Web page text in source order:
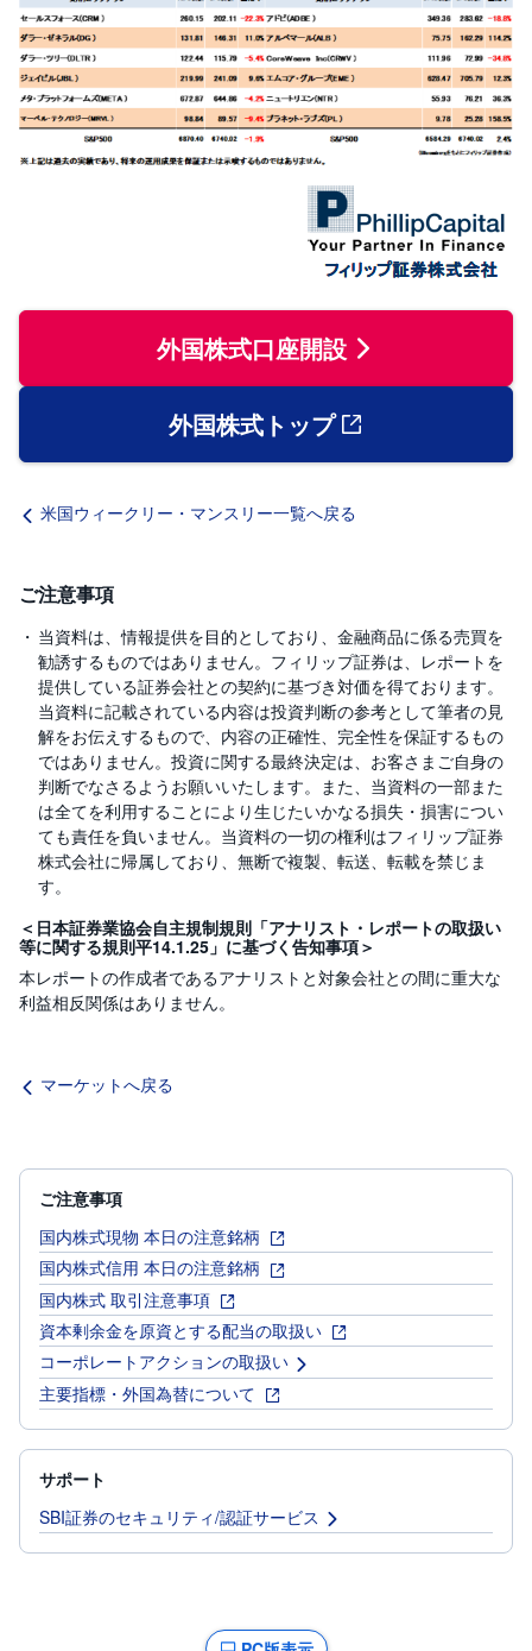
外国株式口座開設
外国株式トップ
米国ウィークリー・マンスリー一覧へ戻る
ご注意事項
当資料は、情報提供を目的としており、金融商品に係る売買を
勧誘するものではありません。フィリップ証券は、レポートを
提供している証券会社との契約に基づき対価を得ております。
当資料に記載されている内容は投資判断の参考として筆者の見
解をお伝えするもので、内容の正確性、完全性を保証するもの
ではありません。投資に関する最終決定は、お客さまご自身の
判断でなさるようお願いいたします。また、当資料の一部また
は全てを利用することにより生じたいかなる損失・損害につい
ても責任を負いません。当資料の一切の権利はフィリップ証券
株式会社に帰属しており、無断で複製、転送、転載を禁じま
す。
＜日本証券業協会自主規制規則「アナリスト・レポートの取扱い
等に関する規則平14.1.25」に基づく告知事項＞
本レポートの作成者であるアナリストと対象会社との間に重大な
利益相反関係はありません。
マーケットへ戻る
ご注意事項
国内株式現物 本日の注意銘柄
国内株式信用 本日の注意銘柄
国内株式 取引注意事項
資本剰余金を原資とする配当の取扱い
コーポレートアクションの取扱い
主要指標・外国為替について
サポート
SBI証券のセキュリティ/認証サービス